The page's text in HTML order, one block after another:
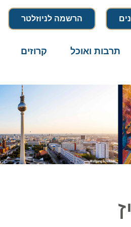
הרשמה לניוזלטר
תרבות ואוכל קרוזים